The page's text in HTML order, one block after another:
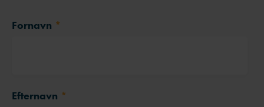
Fornavn *
Efternavn *